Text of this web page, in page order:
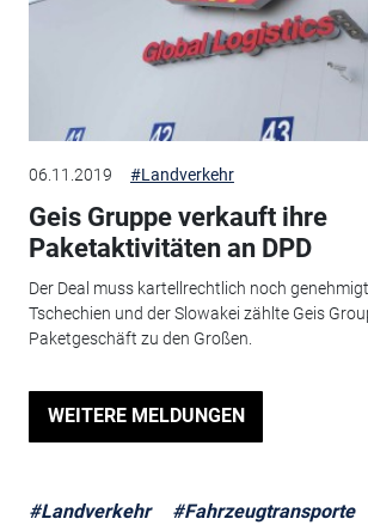
06.11.2019 #Landverkehr
Geis Gruppe verkauft ihre
Paketaktivitäten an DPD
Der Deal muss kartellrechtlich noch
Tschechien und der Slowakei zählte Geis
Paketgeschäft zu den Großen.
WEITERE MELDUNGEN
#Landverkehr #Fahrzeugtransporte